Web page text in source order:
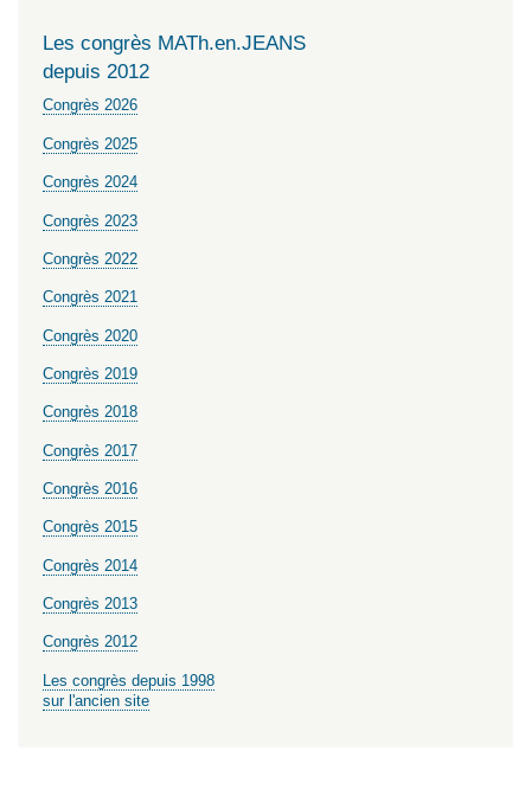
Les congrès MATh.en.JEANS
depuis 2012
Congrès 2026
Congrès 2025
Congrès 2024
Congrès 2023
Congrès 2022
Congrès 2021
Congrès 2020
Congrès 2019
Congrès 2018
Congrès 2017
Congrès 2016
Congrès 2015
Congrès 2014
Congrès 2013
Congrès 2012
Les congrès depuis 1998
sur l'ancien site